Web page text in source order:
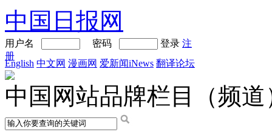
中国日报网
用户名 密码 登录 注
册
English 中文网 漫画网 爱新闻iNews 翻译论坛
中国网站品牌栏目（频道